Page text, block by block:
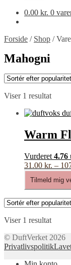
0.00 kr. 0
Forside / Shop /
Mahogni
Viser 1 resultat
Warm
Vurderet 4.76
31.00 kr. –
Tilmeld mig
Viser 1 resultat
© DuftVerket 2026
Privatlivspolitik